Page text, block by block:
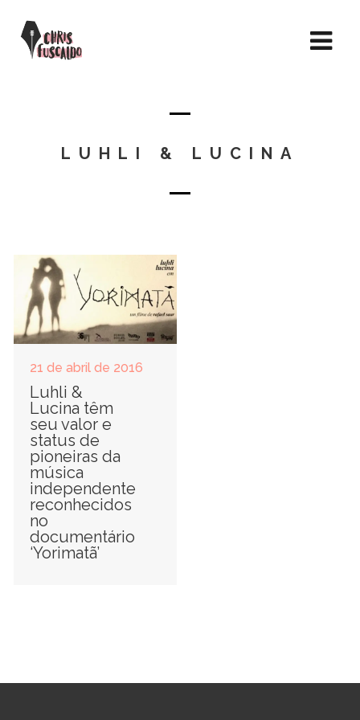
LUHLI & LUCINA
21 de abril de 2016
Luhli &
Lucina têm
seu valor e
status de
pioneiras da
música
independente
reconhecidos
no
documentário
‘Yorimatã’